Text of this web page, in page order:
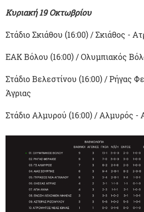
Κυριακή 19 Οκτωβρίου
Στάδιο Σκιάθου (16:00) / Σκιάθος -
ΕΑΚ Βόλου (16:00) / Ολυμπιακός
Στάδιο Βελεστίνου (16:00) / Ρήγας
Άγριας
Στάδιο Αλμυρού (16:00) / Αλμυρός -